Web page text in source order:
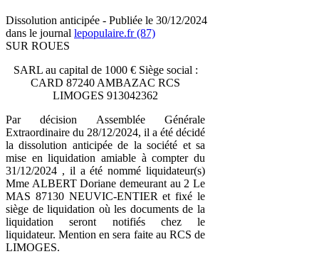
Dissolution anticipée - Publiée le 30/12/2024
dans le journal lepopulaire.fr (87)
SUR ROUES
SARL au capital de 1000 € Siège social :
CARD 87240 AMBAZAC RCS
LIMOGES 913042362
Par décision Assemblée Générale
Extraordinaire du 28/12/2024, il a été décidé
la dissolution anticipée de la société et sa
mise en liquidation amiable à compter du
31/12/2024 , il a été nommé liquidateur(s)
Mme ALBERT Doriane demeurant au 2 Le
MAS 87130 NEUVIC-ENTIER et fixé le
siège de liquidation où les documents de la
liquidation seront notifiés chez le
liquidateur. Mention en sera faite au RCS de
LIMOGES.